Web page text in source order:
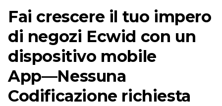
Fai crescere il tuo impero
di negozi Ecwid con un
dispositivo mobile
App—Nessuna
Codificazione richiesta